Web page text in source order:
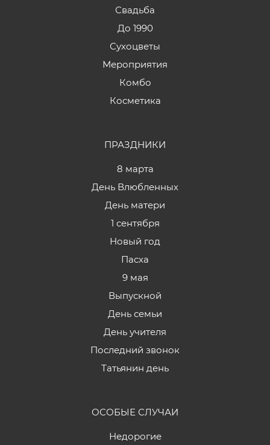
Свадьба
До 1990
Сухоцветы
Мероприятия
Комбо
Косметика
ПРАЗДНИКИ
8 марта
День Влюбленных
День матери
1 сентября
Новый год
Пасха
9 мая
Выпускной
День семьи
День учителя
Последний звонок
Татьянин день
ОСОБЫЕ СЛУЧАИ
Недорогие